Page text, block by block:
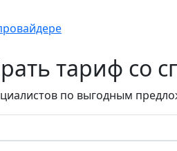
тариф со
по выгодным